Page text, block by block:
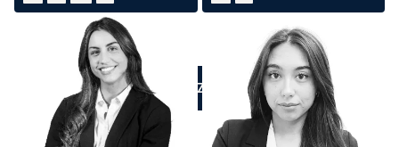
APPELEZ-NOUS